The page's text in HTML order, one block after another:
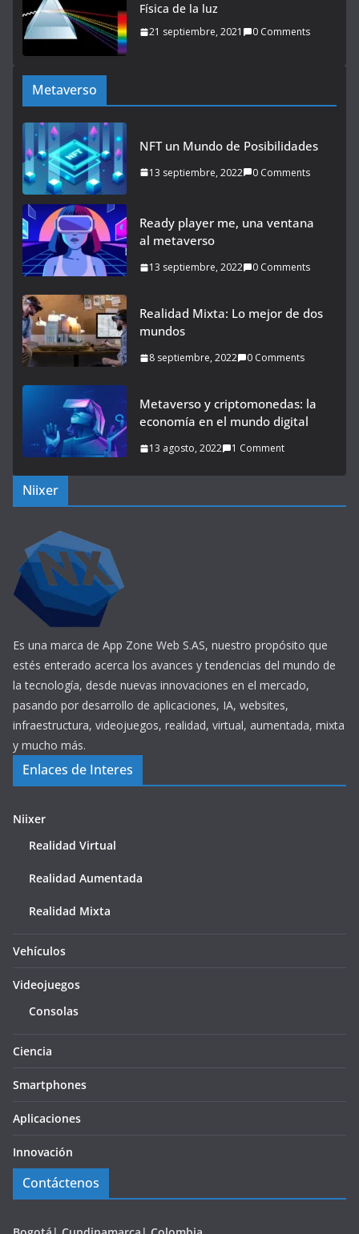
Física de la luz
21 septiembre, 2021 0 Comments
Metaverso
NFT un Mundo de Posibilidades
13 septiembre, 2022 0 Comments
Ready player me, una ventana
al metaverso
13 septiembre, 2022 0 Comments
Realidad Mixta: Lo mejor de dos
mundos
8 septiembre, 2022 0 Comments
Metaverso y criptomonedas: la
economía en el mundo digital
13 agosto, 2022 1 Comment
Niixer
Es una marca de App Zone Web S.AS, nuestro propósito que
estés enterado acerca los avances y tendencias del mundo de
la tecnología, desde nuevas innovaciones en el mercado,
pasando por desarrollo de aplicaciones, IA, websites,
infraestructura, videojuegos, realidad, virtual, aumentada, mixta
y mucho más.
Enlaces de Interes
Niixer
Realidad Virtual
Realidad Aumentada
Realidad Mixta
Vehículos
Videojuegos
Consolas
Ciencia
Smartphones
Aplicaciones
Innovación
Contáctenos